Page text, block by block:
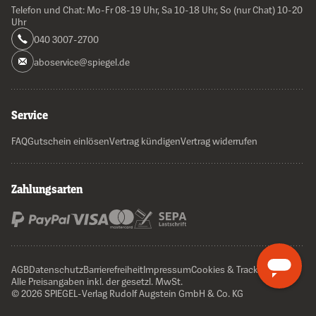
Telefon und Chat: Mo-Fr 08-19 Uhr, Sa 10-18 Uhr, So (nur Chat) 10-20
Uhr
040 3007-2700
aboservice@spiegel.de
Service
FAQGutschein einlösenVertrag kündigenVertrag widerrufen
Zahlungsarten
AGBDatenschutzBarrierefreiheitImpressumCookies & Tracking
Alle Preisangaben inkl. der gesetzl. MwSt.
© 2026 SPIEGEL-Verlag Rudolf Augstein GmbH & Co. KG